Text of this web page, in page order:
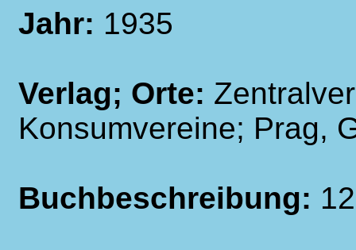
Jahr: 1935
Verlag; Orte:
Konsumvereine; Prag,
Buchbeschreibung: